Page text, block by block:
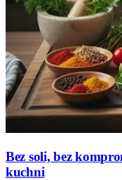
Bez soli, bez
kuchni